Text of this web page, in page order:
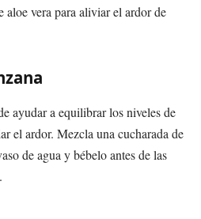
aloe vera para aliviar el ardor de
ayudar a equilibrar los niveles de
el ardor. Mezcla una cucharada de
de agua y bébelo antes de las